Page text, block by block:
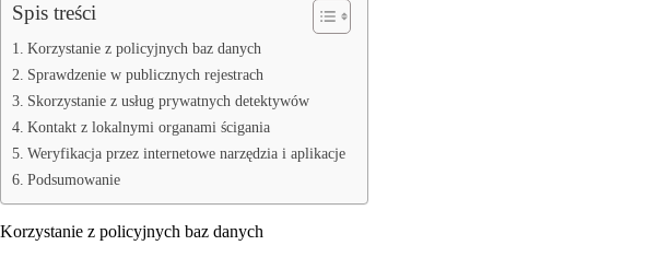
Spis treści
Korzystanie z policyjnych baz danych
Sprawdzenie w publicznych rejestrach
Skorzystanie z usług prywatnych detektywów
Kontakt z lokalnymi organami ścigania
Weryfikacja przez internetowe narzędzia i aplikacje
Podsumowanie
Korzystanie z policyjnych baz danych